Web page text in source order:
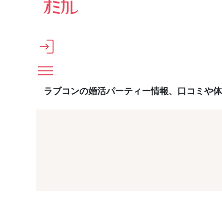
メインコンテンツへスキップ
ラブコンの婚活パーティー情報、口コミや